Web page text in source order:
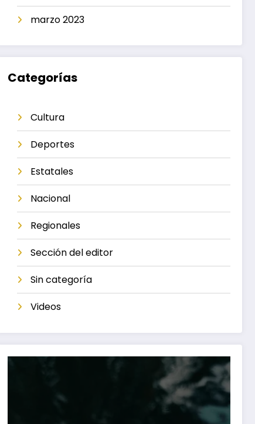
marzo 2023
Categorías
Cultura
Deportes
Estatales
Nacional
Regionales
Sección del editor
Sin categoría
Videos